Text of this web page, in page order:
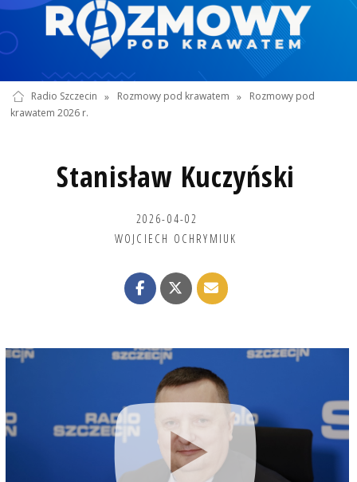
Radio Szczecin » Rozmowy pod krawatem »
Rozmowy pod
krawatem 2026 r.
Stanisław Kuczyński
2026-04-02
WOJCIECH OCHRYMIUK